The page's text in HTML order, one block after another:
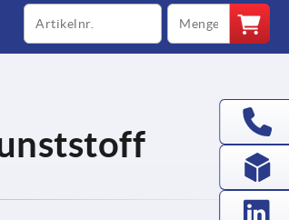
productCode qty